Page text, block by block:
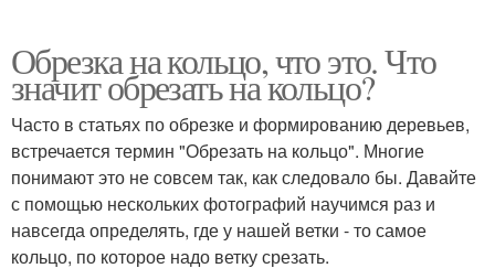
Обрезка на кольцо, что это. Что
значит обрезать на кольцо?
Часто в статьях по обрезке и формированию деревьев,
встречается термин "Обрезать на кольцо". Многие
понимают это не совсем так, как следовало бы. Давайте
с помощью нескольких фотографий научимся раз и
навсегда определять, где у нашей ветки - то самое
кольцо, по которое надо ветку срезать.